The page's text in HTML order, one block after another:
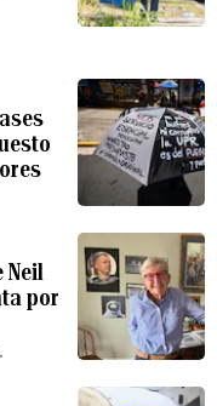
Neil
por